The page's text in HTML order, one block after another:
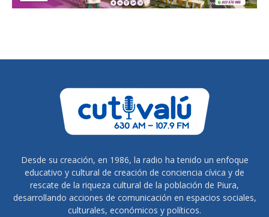
Desde su creación, en 1986, la radio ha tenido un enfoque
educativo y cultural de creación de conciencia cívica y de
rescate de la riqueza cultural de la población de Piura,
desarrollando acciones de comunicación en espacios sociales,
culturales, económicos y políticos.